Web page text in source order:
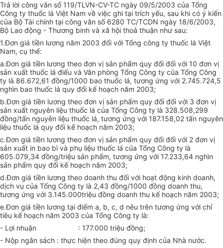
Trả lời công văn số 119/TLVN-CV-TC ngày 09/5/2003 của Tổng
Công ty thuốc lá Việt Nam về việc ghi tại trích yếu, sau khi có ý kiến
của Bộ Tài chính tại công văn số 6280 TC/TCDN ngày 18/6/2003,
Bộ Lao động - Thương binh và xã hội thoả thuận như sau:
1.Đơn giá tiền lương năm 2003 đối với Tổng công ty thuốc lá Việt
Nam, cụ thể:
a.Đơn giá tiền lương theo đơn vị sản phẩm quy đổi đối với 10 đơn vị
sản xuất thuốc lá điếu và Văn phòng Tổng Công ty của Tổng Công
ty là 86.672,61 đồng/1000 bao thuốc lá, tương ứng với 2.745.724,5
nghìn bao thuốc lá quy đổi kế hoạch năm 2003;
b.Đơn giá tiền lương theo đơn vị sản phẩm quy đổi đối với 3 đơn vị
sản xuất nguyên liệu thuốc lá của Tổng Công ty là 328.508,299
đồng/tấn nguyên liệu thuốc lá, tương ứng với 187.158,02 tấn nguyên
liệu thuốc lá quy đổi kế hoạch năm 2003;
c.Đơn giá tiền lương theo đơn vị sản phẩm quy đổi đối với 2 đơn vị
sản xuất in bao bì và phụ liệu thuốc lá của Tổng Công ty là
605.079,34 đồng/triệu sản phẩm, tương ứng với 17.233,64 nghìn
sản phẩm quy đổi kế hoạch năm 2003;
d.Đơn giá tiền lương theo doanh thu đối với hoạt động kinh doanh,
dịch vụ của Tổng Công ty là 2,43 đồng/1000 đồng doanh thu,
tương ứng với 3.145.000triệu đồng doanh thu kế hoạch năm 2003;
e.Đơn giá tiền lương tại điểm a, b, c, d nêu trên tương ứng với chỉ
tiêu kế hoạch năm 2003 của Tổng Công ty là:
- Lợi nhuận : 177.000 triệu đồng;
- Nộp ngân sách : thực hiện theo đúng quy định của Nhà nước.